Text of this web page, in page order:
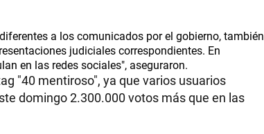
a los comunicados por el gobierno, también
judiciales correspondientes. En
en las redes sociales", aseguraron.
"40 mentiroso", ya que varios usuarios
domingo 2.300.000 votos más que en las